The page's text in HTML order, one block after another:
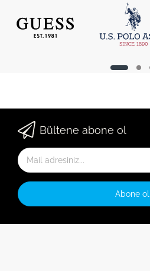
Bültene abone ol
Abone ol